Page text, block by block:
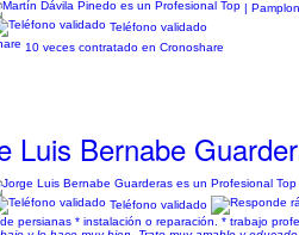
|
Teléfono validado
10 veces contratado en Cronoshare
Luis Bernabe
Teléfono validado
persianas * instalación o reparación. * trabajo